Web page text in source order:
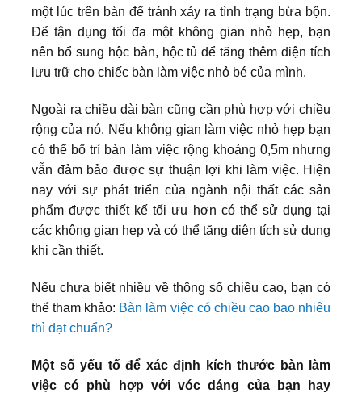
một lúc trên bàn để tránh xảy ra tình trạng bừa bộn.
Để tận dụng tối đa một không gian nhỏ hẹp, bạn
nên bổ sung hộc bàn, hộc tủ để tăng thêm diện tích
lưu trữ cho chiếc bàn làm việc nhỏ bé của mình.
Ngoài ra chiều dài bàn cũng cần phù hợp với chiều
rộng của nó. Nếu không gian làm việc nhỏ hẹp bạn
có thể bố trí bàn làm việc rộng khoảng 0,5m nhưng
vẫn đảm bảo được sự thuận lợi khi làm việc. Hiện
nay với sự phát triển của ngành nội thất các sản
phẩm được thiết kế tối ưu hơn có thể sử dụng tại
các không gian hẹp và có thể tăng diện tích sử dụng
khi cần thiết.
Nếu chưa biết nhiều về thông số chiều cao, bạn có
thể tham khảo: Bàn làm việc có chiều cao bao nhiêu
thì đạt chuẩn?
Một số yếu tố để xác định kích thước bàn làm
việc có phù hợp với vóc dáng của bạn hay